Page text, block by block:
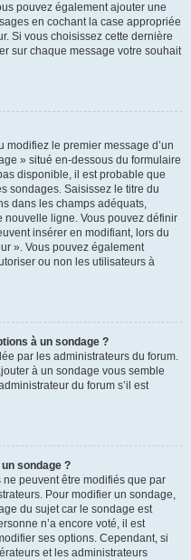
pouvez également ajouter une
en cochant la case appropriée
Si vous choisissez cette dernière
sur chaque message votre souhait
le premier message d’un
» situé en-dessous du formulaire
disponible, il est probable que
sondages. Saisissez le titre du
dans les champs adéquats,
ligne. Vous pouvez définir
insérer en modifiant, lors du
». Vous pouvez également
ou non les utilisateurs à
à un sondage ?
par les administrateurs du forum.
à un sondage vous semble
du forum s’il est
sondage ?
peuvent être modifiés que par
Pour modifier un sondage,
du sujet car le sondage est
n’a encore voté, il est
ses options. Cependant, si
et les administrateurs